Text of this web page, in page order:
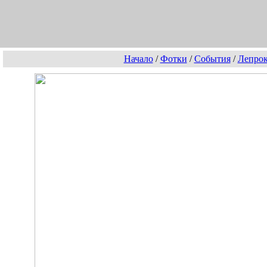
Начало/Фотки /События/